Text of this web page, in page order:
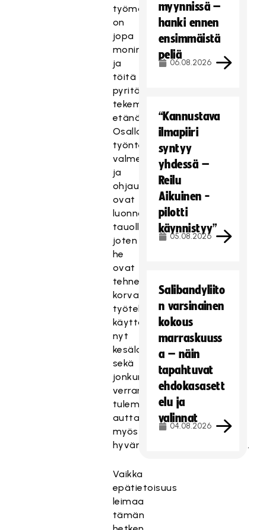
työmäärä
on
jopa
moninkertaistunut
ja
töitä
pyritään
tekemään
etänä.
Osalla
työntekijöistä
valmennus-
ja
ohjaustehtävät
ovat
luonnollisesti
tauolla,
joten
he
ovat
tehneet
korvaavia
työtehtäviä,
käyttävät
nyt
kesälomiaan
sekä
jonkun
verran
tulemme
auttamaan
myös
hyväntekeväisyystehtävissä.
Vaikka
epätietoisuus
leimaa
tämän
myynnissä –
hanki ennen
ensimmäistä
peliä
06.08.2026
“Kannustava
ilmapiiri
syntyy
yhdessä –
Reilu
Aikuinen -
pilotti
käynnistyy”
05.08.2026
Salibandyliito
n varsinainen
kokous
marraskuuss
a – näin
tapahtuvat
ehdokasasett
elu ja
valinnat
04.08.2026